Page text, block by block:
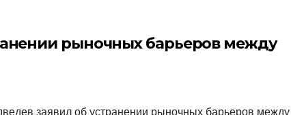
рыночных барьеров между
заявил об устранении рыночных барьеров между